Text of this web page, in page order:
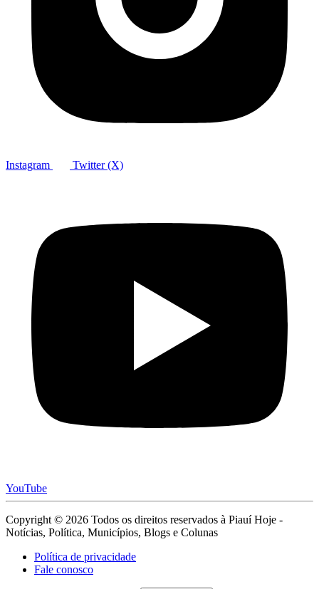
Instagram Twitter (X)
YouTube
Copyright © 2026 Todos os direitos reservados à Piauí Hoje -
Notícias, Política, Municípios, Blogs e Colunas
Política de privacidade
Fale conosco